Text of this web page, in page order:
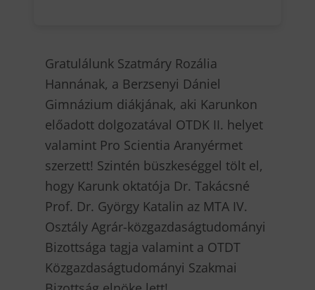
Gratulálunk Szatmáry Rozália
Hannának, a Berzsenyi Dániel
Gimnázium diákjának, aki Karunkon
előadott dolgozatával OTDK II. helyet
valamint Pro Scientia Aranyérmet
szerzett! Szintén büszkeséggel tölt el,
hogy Karunk oktatója Dr. Takácsné
Prof. Dr. György Katalin az MTA IV.
Osztály Agrár-közgazdaságtudományi
Bizottsága tagja valamint a OTDT
Közgazdaságtudományi Szakmai